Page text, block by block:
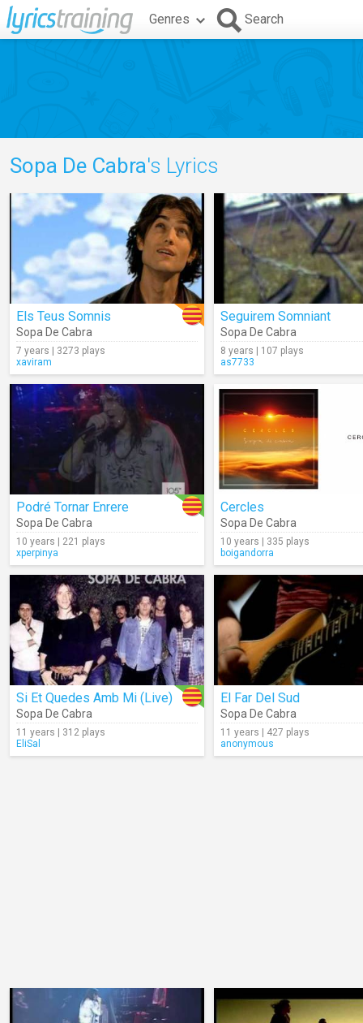
Genres Search
Sopa De Cabra's Lyrics
Els Teus Somnis
Sopa De Cabra
7 years | 3273 plays
xaviram
Seguirem Somniant
Sopa De Cabra
8 years | 107 plays
as7733
Podré Tornar Enrere
Sopa De Cabra
10 years | 221 plays
xperpinya
Cercles
Sopa De Cabra
10 years | 335 plays
boigandorra
Si Et Quedes Amb Mi (Live)
Sopa De Cabra
11 years | 312 plays
EliSal
El Far Del Sud
Sopa De Cabra
11 years | 427 plays
anonymous